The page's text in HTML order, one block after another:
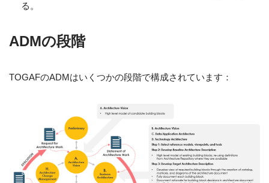
る。
ADMの段階
TOGAFのADMはいくつかの段階で構成されています：